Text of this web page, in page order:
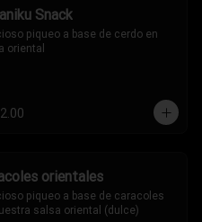
Snack
piqueo a base de cerdo en
oriental
orientales
piqueo a base de caracoles
salsa oriental (dulce)